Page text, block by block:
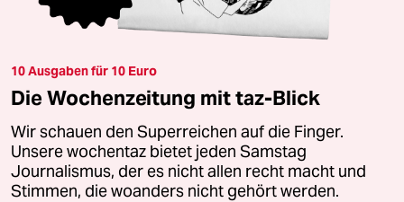
10 Ausgaben für 10 Euro
Die Wochenzeitung mit taz-Blick
Wir schauen den Superreichen auf die Finger.
Unsere wochentaz bietet jeden Samstag
Journalismus, der es nicht allen recht macht und
Stimmen, die woanders nicht gehört werden.